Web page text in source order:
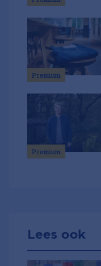
Premium
Premium
Lees ook